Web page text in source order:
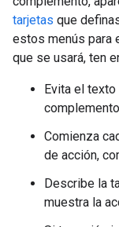
tarjetas que
estos menús para
que se usará, ten
Evita el
Comienza
de acción,
Describe la
muestra la